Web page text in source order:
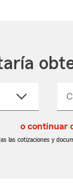
o continuar
las cotizaciones y